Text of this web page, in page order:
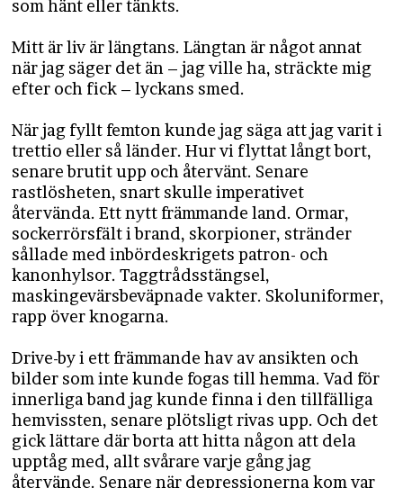
som hänt eller tänkts.
Mitt är liv är längtans. Längtan är något annat
när jag säger det än – jag ville ha, sträckte mig
efter och fick – lyckans smed.
När jag fyllt femton kunde jag säga att jag varit i
trettio eller så länder. Hur vi flyttat långt bort,
senare brutit upp och återvänt. Senare
rastlösheten, snart skulle imperativet
återvända. Ett nytt främmande land. Ormar,
sockerrörsfält i brand, skorpioner, stränder
sållade med inbördeskrigets patron- och
kanonhylsor. Taggtrådsstängsel,
maskingevärsbeväpnade vakter. Skoluniformer,
rapp över knogarna.
Drive-by i ett främmande hav av ansikten och
bilder som inte kunde fogas till hemma. Vad för
innerliga band jag kunde finna i den tillfälliga
hemvissten, senare plötsligt rivas upp. Och det
gick lättare där borta att hitta någon att dela
upptåg med, allt svårare varje gång jag
återvände. Senare när depressionerna kom var